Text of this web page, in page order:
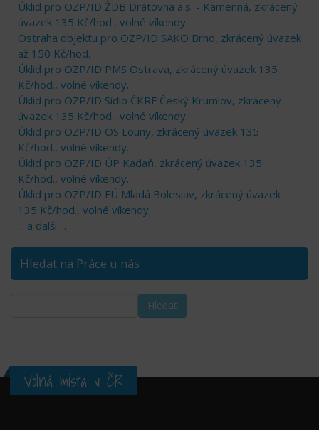
Úklid pro OZP/ID ŽDB Drátovna a.s. - Kamenná, zkrácený
úvazek 135 Kč/hod., volné víkendy.
Ostraha objektu pro OZP/ID SAKO Brno, zkrácený úvazek
až 150 Kč/hod.
Úklid pro OZP/ID PMS Ostrava, zkrácený úvazek 135
Kč/hod., volné víkendy.
Úklid pro OZP/ID Sídlo ČKRF Český Krumlov, zkrácený
úvazek 135 Kč/hod., volné víkendy.
Úklid pro OZP/ID OS Louny, zkrácený úvazek 135
Kč/hod., volné víkendy.
Úklid pro OZP/ID ÚP Kadaň, zkrácený úvazek 135
Kč/hod., volné víkendy.
Úklid pro OZP/ID FÚ Mladá Boleslav, zkrácený úvazek
135 Kč/hod., volné víkendy.
... a další ...
Hledat na Práce u nás
Volná místa v ČR